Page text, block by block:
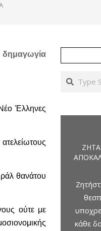
Έλληνες
θανάτου
ούτε με
Search
κάθε